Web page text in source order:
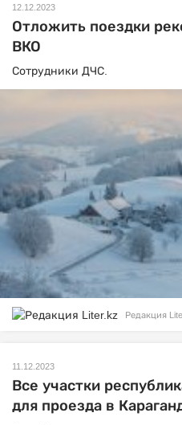
12.12.2023
Отложить поездки
ВКО
Сотрудники ДЧС.
Редакция
11.12.2023
Все участки
для проезда в